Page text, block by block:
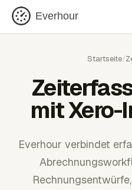
Everhour
Startseite/
mit
Everhour verbindet